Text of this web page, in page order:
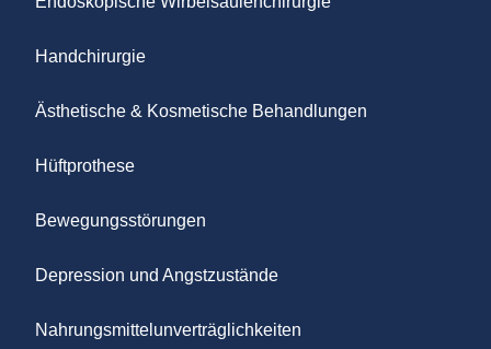
Handchirurgie
Ästhetische & Kosmetische Behandlungen
Hüftprothese
Bewegungsstörungen
Depression und Angstzustände
Nahrungsmittelunverträglichkeiten